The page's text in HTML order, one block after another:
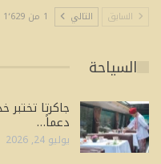
السابق التالي 1 من 1٬629
السياحة
جاكرتا
دعماً…
يوليو 24, 2026